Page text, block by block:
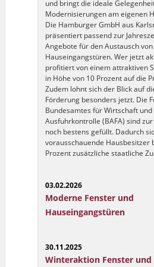
und bringt die ideale
Modernisierungen am eigenen
Die Hamburger GmbH aus
präsentiert passend zur
Angebote für den Austausch
Hauseingangstüren. Wer jetzt
profitiert von einem attraktiven
in Höhe von 10 Prozent auf die
Zudem lohnt sich der Blick auf
Förderung besonders jetzt. Die
Bundesamtes für Wirtschaft und
Ausfuhrkontrolle (BAFA) sind
noch bestens gefüllt. Dadurch
vorausschauende Hausbesitzer
Prozent zusätzliche staatliche
03.02.2026
Moderne Fenster und
Hauseingangstüren
30.11.2025
Winteraktion Fenster und